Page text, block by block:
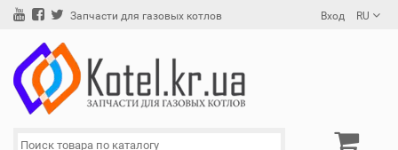
Запчасти для газовых котлов Вход RU